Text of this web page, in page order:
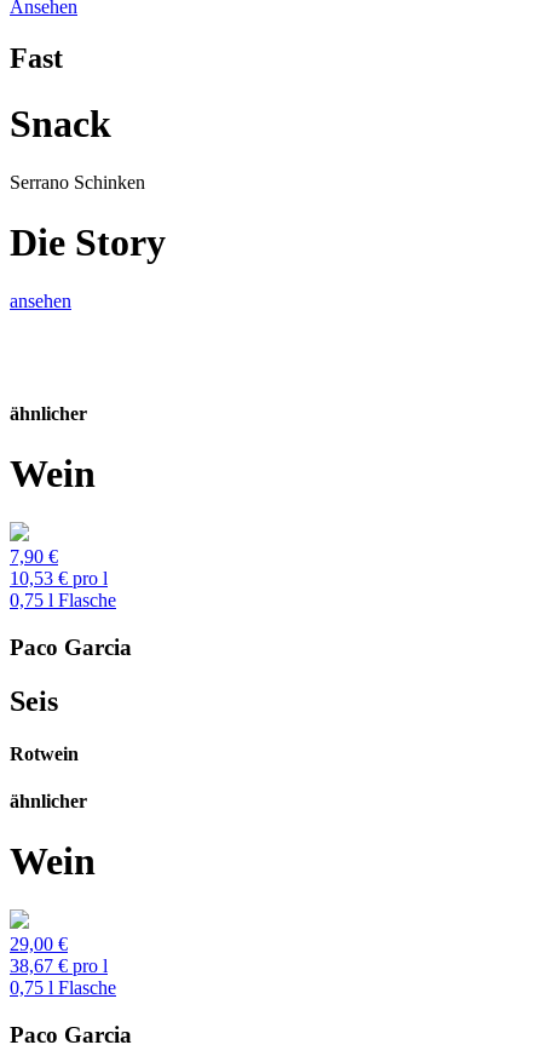
Ansehen
Fast
Snack
Serrano Schinken
Die Story
ansehen
ähnlicher
Wein
7,90 €
10,53 € pro l
0,75 l Flasche
Paco Garcia
Seis
Rotwein
ähnlicher
Wein
29,00 €
38,67 € pro l
0,75 l Flasche
Paco Garcia